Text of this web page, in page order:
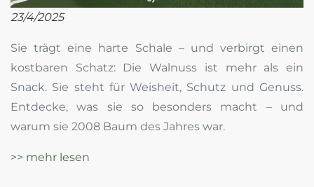
23/4/2025
Sie trägt eine harte Schale – und verbirgt einen
kostbaren Schatz: Die Walnuss ist mehr als ein
Snack. Sie steht für Weisheit, Schutz und Genuss.
Entdecke, was sie so besonders macht – und
warum sie 2008 Baum des Jahres war.
>> mehr lesen